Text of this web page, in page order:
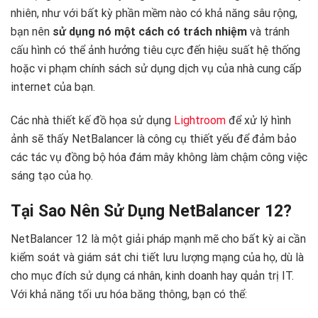
nhiên, như với bất kỳ phần mềm nào có khả năng sâu rộng,
bạn nên sử dụng nó một cách có trách nhiệm và tránh
cấu hình có thể ảnh hưởng tiêu cực đến hiệu suất hệ thống
hoặc vi phạm chính sách sử dụng dịch vụ của nhà cung cấp
internet của bạn.
Các nhà thiết kế đồ họa sử dụng Lightroom để xử lý hình
ảnh sẽ thấy NetBalancer là công cụ thiết yếu để đảm bảo
các tác vụ đồng bộ hóa đám mây không làm chậm công việc
sáng tạo của họ.
Tại Sao Nên Sử Dụng NetBalancer 12?
NetBalancer 12 là một giải pháp mạnh mẽ cho bất kỳ ai cần
kiểm soát và giám sát chi tiết lưu lượng mạng của họ, dù là
cho mục đích sử dụng cá nhân, kinh doanh hay quản trị IT.
Với khả năng tối ưu hóa băng thông, bạn có thể: